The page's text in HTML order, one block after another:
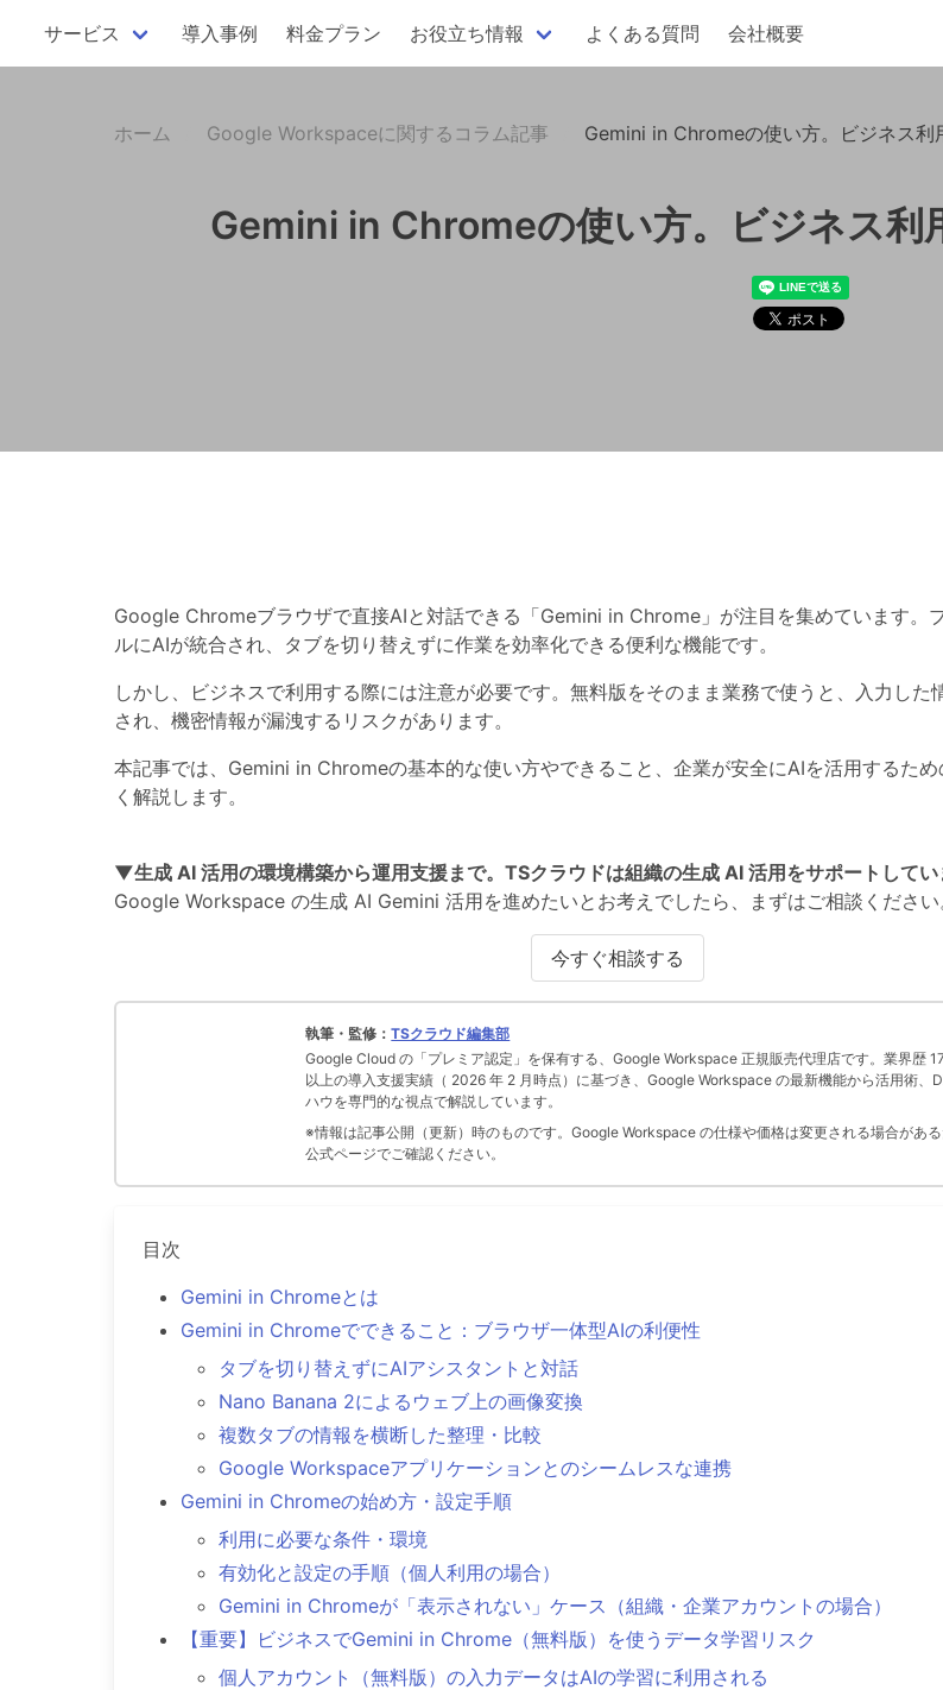
サービス 導入事例 料金プラン お役立ち情報 よくある質問 会社概要
ホーム Google Workspaceに関するコラム記事 Gemini in Chromeの使い方。ビジネス利
Gemini in Chromeの使い方。ビジネス利
Google Chromeブラウザで直接AIと対話できる「Gemini in Chrome」が注目を集めています。
ルにAIが統合され、タブを切り替えずに作業を効率化できる便利な機能です。
しかし、ビジネスで利用する際には注意が必要です。無料版をそのまま業務で使うと、入力した
され、機密情報が漏洩するリスクがあります。
本記事では、Gemini in Chromeの基本的な使い方やできること、企業が安全にAIを活用するため
く解説します。
▼生成 AI 活用の環境構築から運用支援まで。TSクラウドは組織の生成 AI 活用をサポートしてい
Google Workspace の生成 AI Gemini 活用を進めたいとお考えでしたら、まずはご相談ください
今すぐ相談する
執筆・監修：TSクラウド編集部
Google Cloud の「プレミア認定」を保有する、Google Workspace 正規販売代理店です。業界歴
以上の導入支援実績（ 2026 年 2 月時点）に基づき、Google Workspace の最新機能から活用術、
ハウを専門的な視点で解説しています。
※情報は記事公開（更新）時のものです。Google Workspace の仕様や価格は変更される場合があ
公式ページでご確認ください。
目次
Gemini in Chromeとは
Gemini in Chromeでできること：ブラウザ一体型AIの利便性
タブを切り替えずにAIアシスタントと対話
Nano Banana 2によるウェブ上の画像変換
複数タブの情報を横断した整理・比較
Google Workspaceアプリケーションとのシームレスな連携
Gemini in Chromeの始め方・設定手順
利用に必要な条件・環境
有効化と設定の手順（個人利用の場合）
Gemini in Chromeが「表示されない」ケース（組織・企業アカウントの場合）
【重要】ビジネスでGemini in Chrome（無料版）を使うデータ学習リスク
個人アカウント（無料版）の入力データはAIの学習に利用される